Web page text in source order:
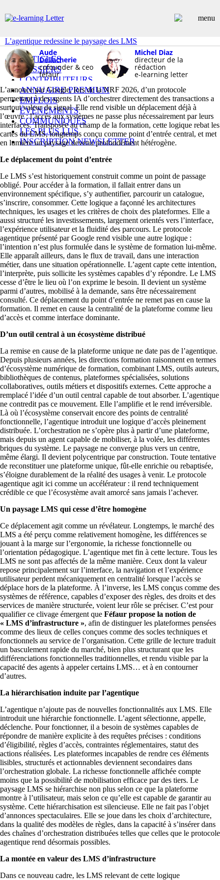
ARTICLES
DOSSIERS
CONTRIBUTEURS
ANNUAIRE PREMIUM
EMPLOIS
ÉVÉNEMENTS
COMMUNIQUÉS
LES PLUS LUS
INSCRIPTION NEWSLETTER
L’agentique redessine le paysage des LMS
Aude
Dellacherie
cofounder & ceo
féfaur
Michel Diaz
directeur de la
rédaction
e-learning letter
L’annonce par Google, lors de la NRF 2026, d’un protocole
permettant à des agents IA d’orchestrer directement des transactions a
surtout valeur de signal. Elle rend visible un déplacement déjà à
l’œuvre : l’accès aux systèmes ne passe plus nécessairement par leurs
interfaces. Transposée au champ de la formation, cette logique rebat les
cartes du LMS, longtemps conçu comme point d’entrée central, et met
en lumière un paysage devenu profondément hétérogène.
Le déplacement du point d’entrée
Le LMS s’est historiquement construit comme un point de passage
obligé. Pour accéder à la formation, il fallait entrer dans un
environnement spécifique, s’y authentifier, parcourir un catalogue,
s’inscrire, consommer. Cette logique a façonné les architectures
techniques, les usages et les critères de choix des plateformes. Elle a
aussi structuré les investissements, largement orientés vers l’interface,
l’expérience utilisateur et la fluidité des parcours. Le protocole
agentique présenté par Google rend visible une autre logique :
l’intention n’est plus formulée dans le système de formation lui-même.
Elle apparaît ailleurs, dans le flux de travail, dans une interaction
métier, dans une situation opérationnelle. L’agent capte cette intention,
l’interprète, puis sollicite les systèmes capables d’y répondre. Le LMS
cesse d’être le lieu où l’on exprime le besoin. Il devient un système
parmi d’autres, mobilisé à la demande, sans être nécessairement
consulté. Ce déplacement du point d’entrée ne remet pas en cause la
formation. Il remet en cause la centralité de la plateforme comme lieu
d’accès et comme interface dominante.
D’un outil central à un écosystème distribué
La remise en cause de la plateforme unique ne date pas de l’agentique.
Depuis plusieurs années, les directions formation raisonnent en termes
d’écosystème numérique de formation, combinant LMS, outils auteurs,
bibliothèques de contenus, plateformes spécialisées, solutions
collaboratives, outils métiers et dispositifs externes. Cette approche a
remplacé l’idée d’un outil central capable de tout absorber. L’agentique
ne contredit pas ce mouvement. Elle l’amplifie et le rend irréversible.
Là où l’écosystème conservait encore des points de centralité
fonctionnelle, l’agentique introduit une logique d’accès pleinement
distribuée. L’orchestration ne s’opère plus à partir d’une plateforme,
mais depuis un agent capable de mobiliser, à la volée, les différentes
briques du système. Le paysage ne converge plus vers un centre,
même élargi. Il devient polycentrique par construction. Toute tentative
de reconstituer une plateforme unique, fût-elle enrichie ou rebaptisée,
s’éloigne durablement de la réalité des usages à venir. Le protocole
agentique agit ici comme un accélérateur : il rend techniquement
crédible ce que l’écosystème avait amorcé sans jamais l’achever.
Un paysage LMS qui cesse d’être homogène
Ce déplacement agit comme un révélateur. Longtemps, le marché des
LMS a été perçu comme relativement homogène, les différences se
jouant à la marge sur l’ergonomie, la richesse fonctionnelle ou
l’orientation pédagogique. L’agentique met fin à cette lecture. Tous les
LMS ne sont pas affectés de la même manière. Ceux dont la valeur
repose principalement sur l’interface, la navigation et l’expérience
utilisateur perdent mécaniquement en centralité lorsque l’accès se
déplace hors de la plateforme. À l’inverse, les LMS conçus comme des
systèmes de référence, capables d’exposer des règles, des droits et des
services de manière structurée, voient leur rôle se préciser. C’est pour
qualifier ce clivage émergent que Féfaur propose la notion de
« LMS d’infrastructure », afin de distinguer les plateformes pensées
comme des lieux de celles conçues comme des socles techniques et
fonctionnels au service de l’organisation. Cette grille de lecture traduit
un basculement rapide du marché, bien plus structurant que les
différenciations fonctionnelles traditionnelles, et rendu visible par la
capacité des agents à appeler certains LMS… et à en contourner
d’autres.
La hiérarchisation induite par l’agentique
L’agentique n’ajoute pas de nouvelles fonctionnalités aux LMS. Elle
introduit une hiérarchie fonctionnelle. L’agent sélectionne, appelle,
déclenche. Pour fonctionner, il a besoin de systèmes capables de
répondre de manière explicite à des requêtes précises : conditions
d’éligibilité, règles d’accès, contraintes réglementaires, statut des
actions réalisées. Les plateformes incapables de rendre ces éléments
lisibles, structurés et actionnables deviennent secondaires dans
l’orchestration globale. La richesse fonctionnelle affichée compte
moins que la possibilité de mobilisation efficace par des tiers. Le
paysage LMS se hiérarchise non plus selon ce que la plateforme
montre à l’utilisateur, mais selon ce qu’elle est capable de garantir au
système. Cette hiérarchisation est silencieuse. Elle ne fait pas l’objet
d’annonces spectaculaires. Elle se joue dans les choix d’architecture,
dans la qualité des modèles de règles, dans la capacité à s’insérer dans
des chaînes d’orchestration distribuées telles que celles que le protocole
agentique rend désormais possibles.
La montée en valeur des LMS d’infrastructure
Dans ce nouveau cadre, les LMS relevant de cette logique